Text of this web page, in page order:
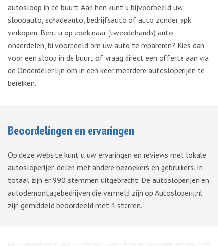
autosloop in de buurt. Aan hen kunt u bijvoorbeeld uw
sloopauto, schadeauto, bedrijfsauto of auto zonder apk
verkopen. Bent u op zoek naar (tweedehands) auto
onderdelen, bijvoorbeeld om uw auto te repareren? Kies dan
voor een sloop in de buurt of vraag direct een offerte aan via
de Onderdelenlijn om in een keer meerdere autosloperijen te
bereiken.
Beoordelingen en ervaringen
Op deze website kunt u uw ervaringen en reviews met lokale
autosloperijen delen met andere bezoekers en gebruikers. In
totaal zijn er 990 stemmen uitgebracht. De autosloperijen en
autodemontagebedrijven die vermeld zijn op Autosloperij.nl
zijn gemiddeld beoordeeld met 4 sterren.